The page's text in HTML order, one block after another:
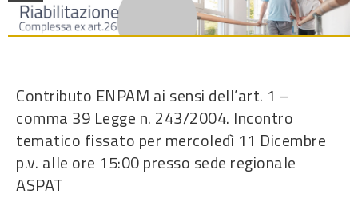
Contributo ENPAM ai sensi dell’art. 1 –
comma 39 Legge n. 243/2004. Incontro
tematico fissato per mercoledì 11 Dicembre
p.v. alle ore 15:00 presso sede regionale
ASPAT